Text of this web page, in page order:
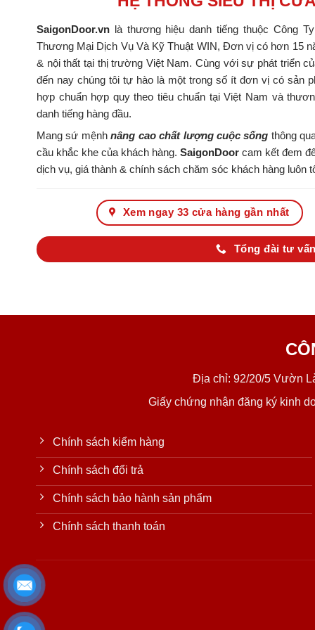
SaigonDoor.vn là thương hiệu danh tiếng thuộc Công
Thương Mại Dịch Vụ Và Kỹ Thuật WIN, Đơn vị có hơn 15
& nội thất tại thị trường Việt Nam. Cùng với sự phát triển
đến nay chúng tôi tự hào là một trong số ít đơn vị có sản
hợp chuẩn hợp quy theo tiêu chuẩn tại Việt Nam và
danh tiếng hàng đầu.
Mang sứ mệnhnâng cao chất lượng cuộc sống thông
cầu khắc khe của khách hàng.SaigonDoor cam kết đem
dịch vụ, giá thành & chính sách chăm sóc khách hàng luôn
Xem ngay 33 cửa hàng gần nhất
Tổng đài tư
Địa chỉ: 92/20/5 Vườn
Giấy chứng nhận đăng ký kinh
Chính sách kiểm hàng
Chính sách đổi trả
Chính sách bảo hành sản phẩm
Chính sách thanh toán